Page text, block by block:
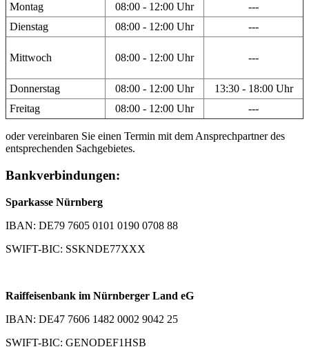
Montag 08:00 - 12:00 Uhr
---
Dienstag
08:00 - 12:00 Uhr ---
Mittwoch 08:00 - 12:00 Uhr ---
Donnerstag 08:00 - 12:00 Uhr
13:30 - 18:00 Uhr
Freitag
08:00 - 12:00 Uhr ---
oder vereinbaren Sie einen Termin mit dem Ansprechpartner des
entsprechenden Sachgebietes.
Bankverbindungen:
Sparkasse Nürnberg
IBAN: DE79 7605 0101 0190 0708 88
SWIFT-BIC: SSKNDE77XXX
Raiffeisenbank im Nürnberger Land eG
IBAN: DE47 7606 1482 0002 9042 25
SWIFT-BIC: GENODEF1HSB